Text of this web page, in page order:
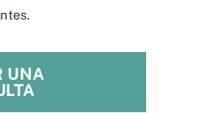
UNA